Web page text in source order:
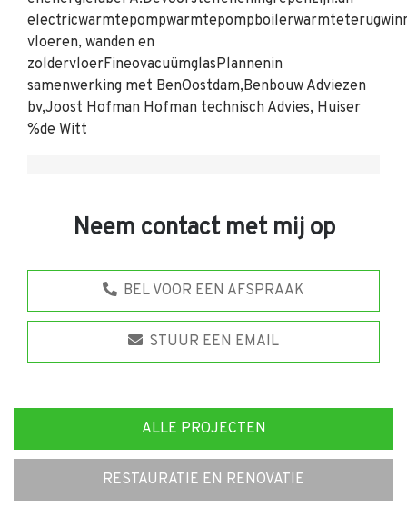
vloeren, wanden en
zoldervloerFineovacuümglasPlannenin
samenwerking met BenOostdam,Benbouw Adviezen
bv,Joost Hofman Hofman technisch Advies, Huiser
%de Witt
Neem contact met mij op
BEL VOOR EEN AFSPRAAK
STUUR EEN EMAIL
ALLE PROJECTEN
RESTAURATIE EN RENOVATIE